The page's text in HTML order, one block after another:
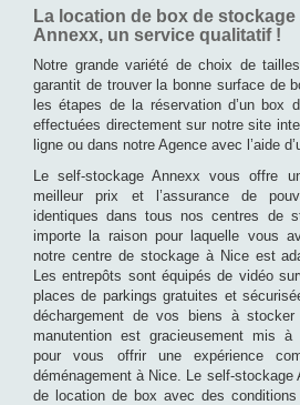
La location de box de stockage
Annexx, un service qualitatif !
Notre grande variété de choix de
garantit de trouver la bonne surface de
les étapes de la réservation d’un box
effectuées directement sur notre site
ligne ou dans notre Agence avec l’aide
Le self-stockage Annexx vous offre
meilleur prix et l’assurance de
identiques dans tous nos centres de
importe la raison pour laquelle vous
notre centre de stockage à Nice est
Les entrepôts sont équipés de vidéo
places de parkings gratuites et
déchargement de vos biens à
manutention est gracieusement mis
pour vous offrir une expérience
déménagement à Nice. Le self-stockage
de location de box avec des